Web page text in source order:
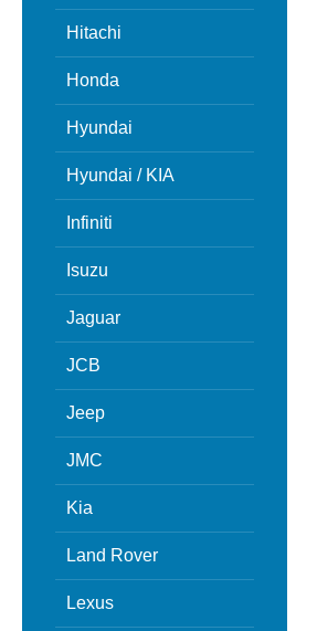
Hitachi
Honda
Hyundai
Hyundai / KIA
Infiniti
Isuzu
Jaguar
JCB
Jeep
JMC
Kia
Land Rover
Lexus